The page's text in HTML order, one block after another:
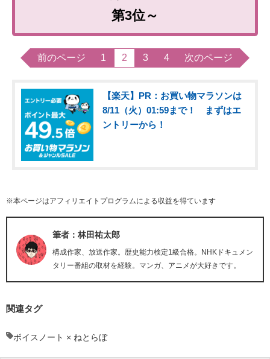
第3位～
前のページ 1 2 3 4 次のページ
【楽天】PR：お買い物マラソンは
8/11（火）01:59まで！ まずはエ
ントリーから！
※本ページはアフィリエイトプログラムによる収益を得ています
筆者：林田祐太郎
構成作家、放送作家。歴史能力検定1級合格。NHKドキュメン
タリー番組の取材を経験。マンガ、アニメが大好きです。
関連タグ
ボイスノート × ねとらぼ